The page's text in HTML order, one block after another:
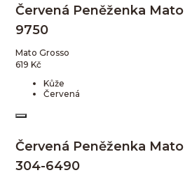
Červená Peněženka
9750
Mato Grosso
619 Kč
Kůže
Červená
Červená Peněženka
304-6490